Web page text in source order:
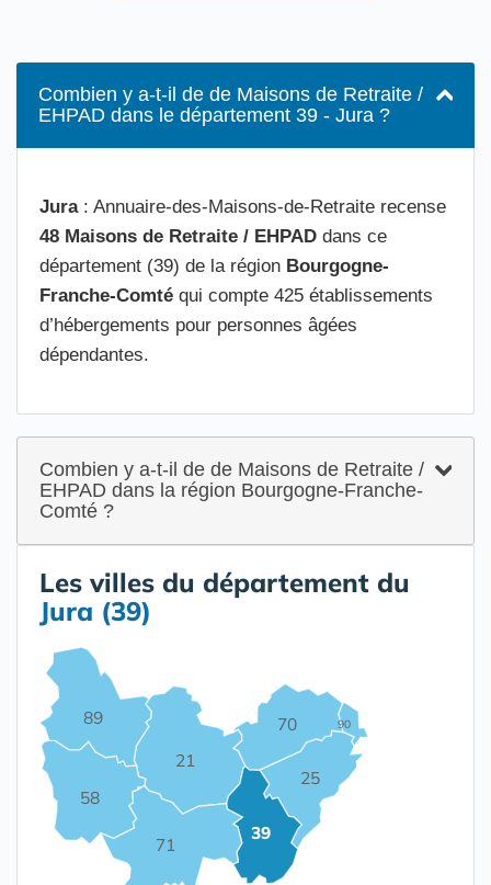
Combien y a-t-il de de Maisons de Retraite /
EHPAD dans le département 39 - Jura ?
Jura: Annuaire-des-Maisons-de-Retraite recense
48 Maisons de Retraite / EHPAD dans ce
département (39) de la région Bourgogne-
Franche-Comté qui compte 425 établissements
d’hébergements pour personnes âgées
dépendantes.
Combien y a-t-il de de Maisons de Retraite /
EHPAD dans la région Bourgogne-Franche-
Comté ?
Les villes du département du
Jura (39)
21
25
39
58
70
71
89 90